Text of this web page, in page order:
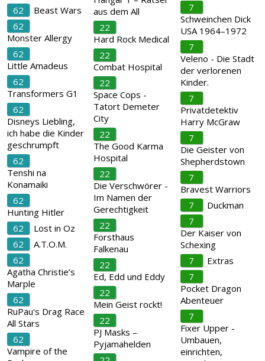
62
Beast Wars
62
Monster Allergy
62
Little Amadeus
62
Transformers G1
62
Disneys Liebling,
ich habe die Kinder
geschrumpft
62
Tenshi na
Konamaiki
62
Hunting Hitler
62
Lost in Oz
62
A.T.O.M.
62
Agatha Christie’s
Marple
62
RuPau's Drag Race
All Stars
62
Vampire of the
aus dem All
22
Hard Rock Medical
22
Combat Hospital
22
Space Cops -
Tatort Demeter
City
22
The Good Karma
Hospital
22
Die Verschwörer -
Im Namen der
Gerechtigkeit
22
Forsthaus
Falkenau
22
Ed, Edd und Eddy
22
Mein Geist rockt!
22
PJ Masks –
Pyjamahelden
7
Schweinchen Dick
USA 1964–1972
7
Veleno - Die Stadt
der verlorenen
Kinder.
7
Privatdetektiv
Harry McGraw
7
Die Geister von
Shepherdstown
7
Bravest Warriors
7
Duckman
7
Der Kaiser von
Schexing
7
Extras
7
Pocket Dragon
Abenteuer
7
Fixer Upper -
Umbauen,
einrichten,